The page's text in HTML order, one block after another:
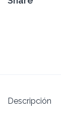
Descripción